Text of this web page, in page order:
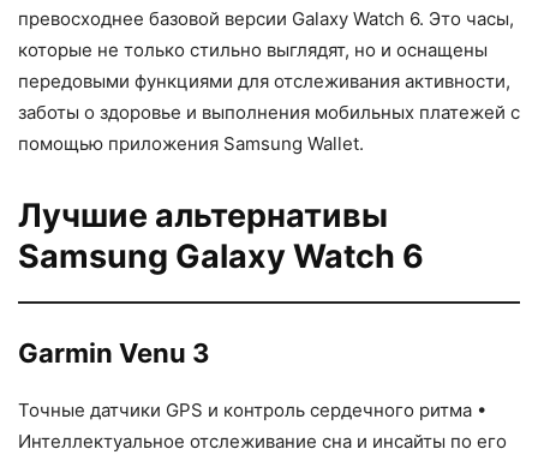
превосходнее базовой версии Galaxy Watch 6. Это часы,
которые не только стильно выглядят, но и оснащены
передовыми функциями для отслеживания активности,
заботы о здоровье и выполнения мобильных платежей с
помощью приложения Samsung Wallet.
Лучшие альтернативы
Samsung Galaxy Watch 6
Garmin Venu 3
Точные датчики GPS и контроль сердечного ритма •
Интеллектуальное отслеживание сна и инсайты по его